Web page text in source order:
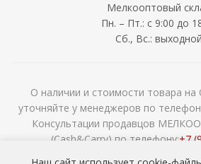
Мелкооптовый
Пн. – Пт.: с 9:00 до
Сб., Вс.: выходной
О наличии и стоимости товара
уточняйте у менеджеров по
Консультации продавцов
(Cash&Carry) по телефону:+7